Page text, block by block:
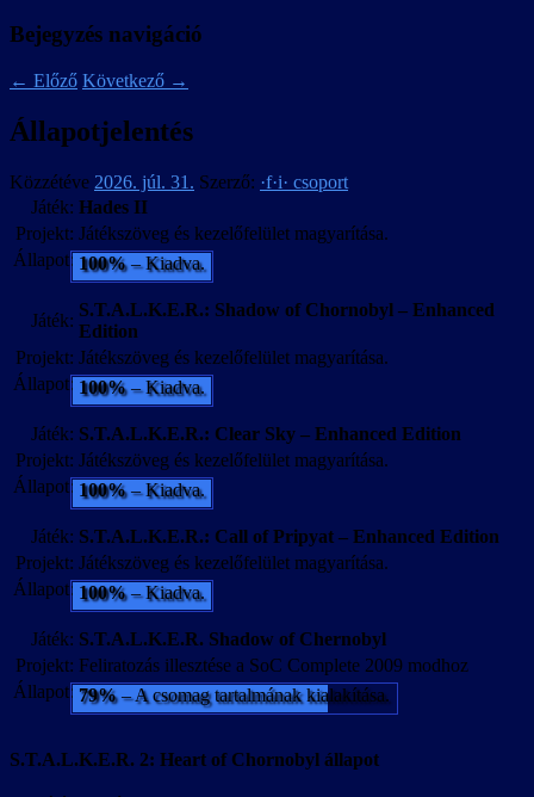
Bejegyzés navigáció
← Előző Következő →
Állapotjelentés
Közzétéve 2026. júl. 31. Szerző: ·f·i· csoport
Játék: Hades II
Projekt: Játékszöveg és kezelőfelület magyarítása.
Állapot: 100%– Kiadva.
Játék:
S.T.A.L.K.E.R.: Shadow of Chornobyl – Enhanced
Edition
Projekt: Játékszöveg és kezelőfelület magyarítása.
Állapot: 100%– Kiadva.
Játék: S.T.A.L.K.E.R.: Clear Sky – Enhanced Edition
Projekt: Játékszöveg és kezelőfelület magyarítása.
Állapot: 100%– Kiadva.
Játék: S.T.A.L.K.E.R.: Call of Pripyat – Enhanced Edition
Projekt: Játékszöveg és kezelőfelület magyarítása.
Állapot: 100%– Kiadva.
Játék: S.T.A.L.K.E.R. Shadow of Chernobyl
Projekt: Feliratozás illesztése a SoC Complete 2009 modhoz
Állapot: 79%– A csomag tartalmának kialakítása.
S.T.A.L.K.E.R. 2: Heart of Chornobyl állapot